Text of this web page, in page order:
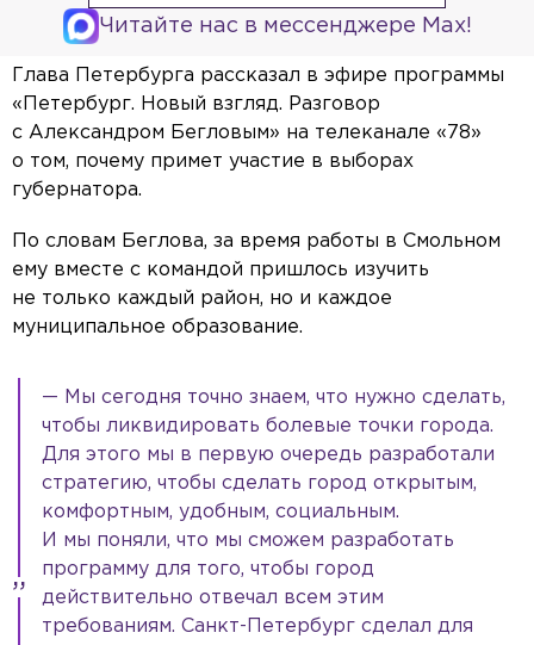
Читайте нас в мессенджере Max!
Глава Петербурга рассказал в эфире программы
«Петербург. Новый взгляд. Разговор
с Александром Бегловым» на телеканале «78»
о том, почему примет участие в выборах
губернатора.
По словам Беглова, за время работы в Смольном
ему вместе с командой пришлось изучить
не только каждый район, но и каждое
муниципальное образование.
— Мы сегодня точно знаем, что нужно сделать,
чтобы ликвидировать болевые точки города.
Для этого мы в первую очередь разработали
стратегию, чтобы сделать город открытым,
комфортным, удобным, социальным.
И мы поняли, что мы сможем разработать
программу для того, чтобы город
действительно отвечал всем этим
требованиям. Санкт-Петербург сделал для